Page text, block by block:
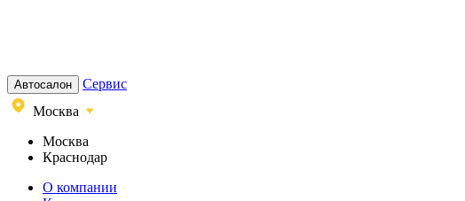
Автосалон
Сервис
Москва
Москва
Краснодар
О компании